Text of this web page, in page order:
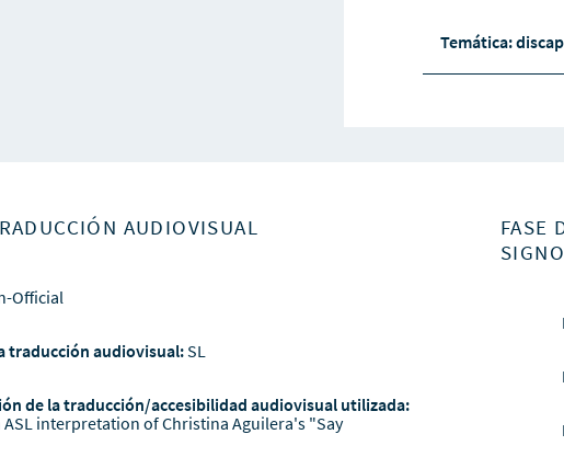
Temática:
AUDIOVISUAL
Official
traducción audiovisual:SL
de la traducción/accesibilidad audiovisual utilizada:
ASL interpretation of Christina Aguilera's "Say
FASE